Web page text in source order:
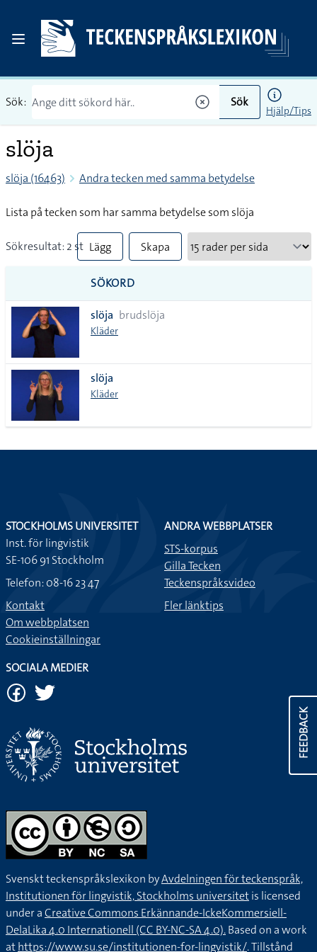
Sök: Sök
Hjälp/Tips
slöja
slöja (16463) Andra tecken med samma betydelse
Lista på tecken som har samma betydelse som slöja
Sökresultat: 2 st Lägg
till
alla i
lista
Skapa
SÖKORD
slöja brudslöja
Kläder
slöja
Kläder
FEEDBACK
STOCKHOLMS UNIVERSITET
Inst. för lingvistik
SE-106 91 Stockholm
Telefon: 08-16 23 47
Kontakt
Om webbplatsen
Cookieinställningar
ANDRA WEBBPLATSER
STS-korpus
Gilla Tecken
Teckenspråksvideo
Fler länktips
SOCIALA MEDIER
Svenskt teckenspråkslexikon byAvdelningen för teckenspråk,
Institutionen för lingvistik, Stockholms universitetis licensed
under aCreative Commons Erkännande-IckeKommersiell-
DelaLika 4.0 Internationell (CC BY-NC-SA 4.0).Based on a work
athttps://www.su.se/institutionen-for-lingvistik/. Tillstånd